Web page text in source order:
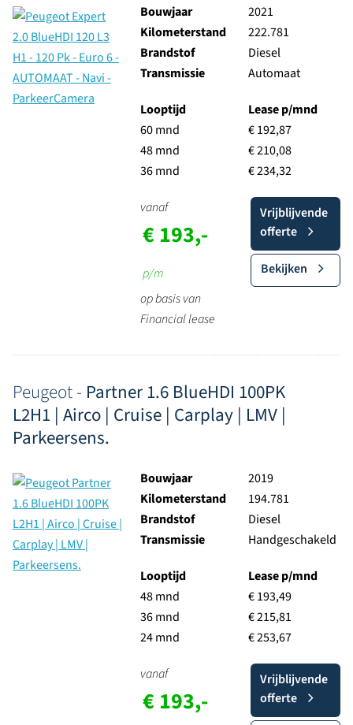
Bouwjaar
2021
Kilometerstand
222.781
Brandstof
Diesel
Transmissie
Automaat
Looptijd
60 mnd
48 mnd
36 mnd
Lease p/mnd
€ 192,87
€ 210,08
€ 234,32
vanaf
€ 193,-
p/m
op basis van
Financial lease
Vrijblijvende
offerte
Bekijken
Peugeot - Partner 1.6 BlueHDI 100PK
L2H1 | Airco | Cruise | Carplay | LMV |
Parkeersens.
Bouwjaar
2019
Kilometerstand
194.781
Brandstof
Diesel
Transmissie
Handgeschakeld
Looptijd
48 mnd
36 mnd
24 mnd
Lease p/mnd
€ 193,49
€ 215,81
€ 253,67
vanaf
€ 193,-
Vrijblijvende
offerte